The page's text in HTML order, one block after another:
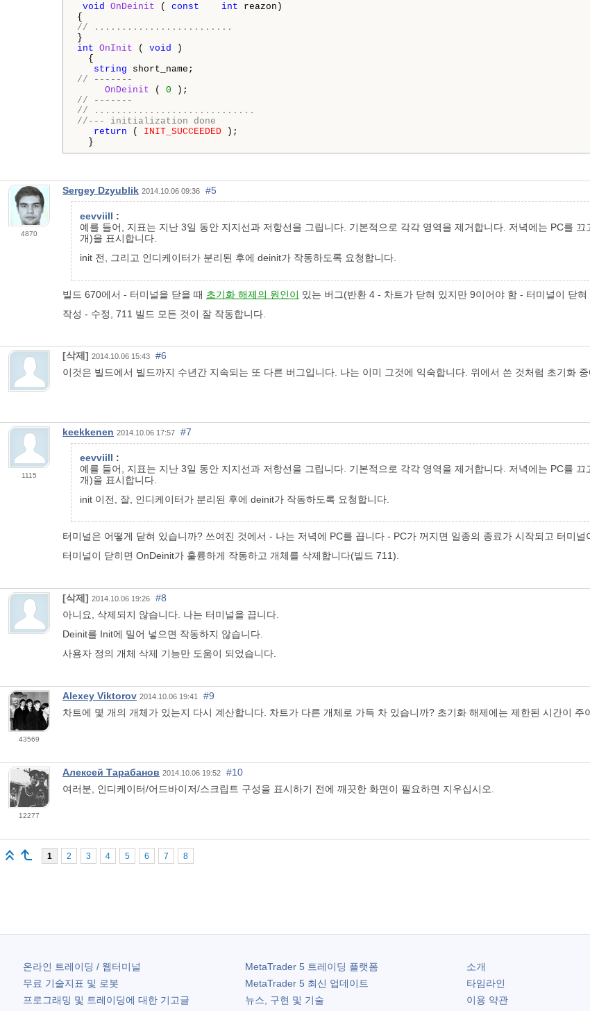
void OnDeinit ( const int reazon)
// .........................
int OnInit ( void
)
{
string
// -------
OnDeinit ( 0
// -------
// .............................
//--- initialization done
return ( INIT_SUCCEEDED );
}
4870
Sergey Dzyublik 2014.10.06 09:36 #5
eevviill :
예를 들어, 지표는 지난 3일 동안 지지선과 저항선을 그립니다. 기본적으로 각각 영역을 제거합니다. 저녁에는 PC를
개)을 표시합니다.
init 전, 그리고 인디케이터가 분리된 후에 deinit가 작동하도록 요청합니다.
빌드 670에서 - 터미널을 닫을 때 초기화 해제의 원인이 있는 버그(반환 4 - 차트가 닫혀 있지만 9이어야 함 - 터미널이 닫혀
작성 - 수정, 711 빌드 모든 것이 잘 작동합니다.
[삭제] 2014.10.06 15:43
#6
이것은 빌드에서 빌드까지 수년간 지속되는 또 다른 버그입니다. 나는 이미 그것에 익숙합니다. 위에서 쓴 것처럼 초기화
1115
keekkenen 2014.10.06 17:57 #7
eevviill :
예를 들어, 지표는 지난 3일 동안 지지선과 저항선을 그립니다. 기본적으로 각각 영역을 제거합니다. 저녁에는 PC를
개)을 표시합니다.
init 이전, 잘, 인디케이터가 분리된 후에 deinit가 작동하도록 요청합니다.
터미널은 어떻게 닫혀 있습니까? 쓰여진 것에서 - 나는 저녁에 PC를 끕니다 - PC가 꺼지면 일종의 종료가 시작되고 터미
터미널이 닫히면 OnDeinit가 훌륭하게 작동하고 개체를 삭제합니다(빌드 711).
[삭제] 2014.10.06 19:26
#8
아니요, 삭제되지 않습니다. 나는 터미널을 끕니다.
Deinit를 Init에 밀어 넣으면 작동하지 않습니다.
사용자 정의 개체 삭제 기능만 도움이 되었습니다.
43569
Alexey Viktorov 2014.10.06 19:41
#9
차트에 몇 개의 개체가 있는지 다시 계산합니다. 차트가 다른 개체로 가득 차 있습니까? 초기화 해제에는 제한된 시간이 주
12277
Алексей Тарабанов 2014.10.06 19:52
#10
여러분, 인디케이터/어드바이저/스크립트 구성을 표시하기 전에 깨끗한 화면이 필요하면 지우십시오.
1 2 3 4 5 6 7 8
온라인 트레이딩 / 웹터미널
무료 기술지표 및 로봇
프로그래밍 및 트레이딩에 대한 기고글
MetaTrader 5트레이딩 플랫폼
MetaTrader 5최신 업데이트
뉴스, 구현 및 기술
소개
타임라인
이용 약관